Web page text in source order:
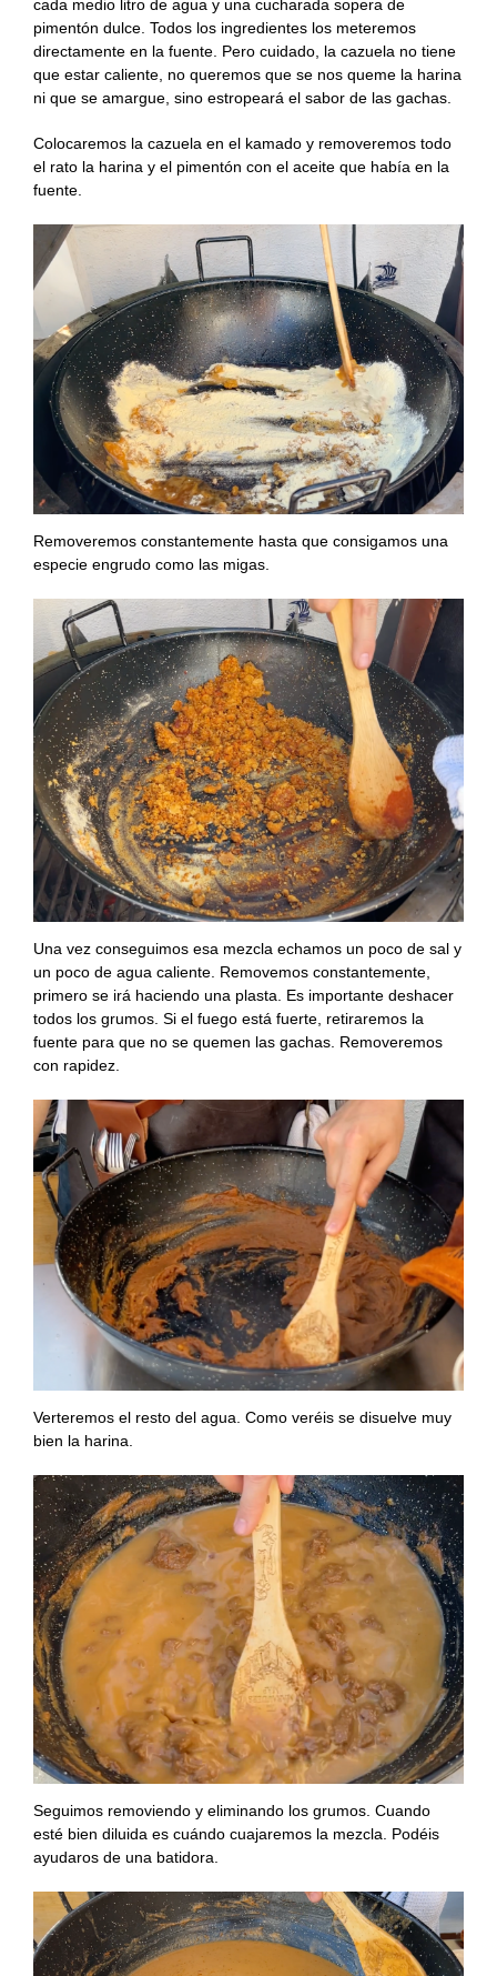
cada medio litro de agua y una cucharada sopera de
pimentón dulce. Todos los ingredientes los meteremos
directamente en la fuente. Pero cuidado, la cazuela no tiene
que estar caliente, no queremos que se nos queme la harina
ni que se amargue, sino estropeará el sabor de las gachas.
Colocaremos la cazuela en el kamado y removeremos todo
el rato la harina y el pimentón con el aceite que había en la
fuente.
Removeremos constantemente hasta que consigamos una
especie engrudo como las migas.
Una vez conseguimos esa mezcla echamos un poco de sal y
un poco de agua caliente. Removemos constantemente,
primero se irá haciendo una plasta. Es importante deshacer
todos los grumos. Si el fuego está fuerte, retiraremos la
fuente para que no se quemen las gachas. Removeremos
con rapidez.
Verteremos el resto del agua. Como veréis se disuelve muy
bien la harina.
Seguimos removiendo y eliminando los grumos. Cuando
esté bien diluida es cuándo cuajaremos la mezcla. Podéis
ayudaros de una batidora.